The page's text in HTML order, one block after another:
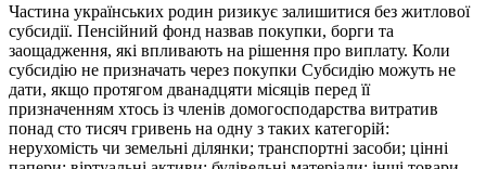
Частина українських родин ризикує залишитися без житлової
субсидії. Пенсійний фонд назвав покупки, борги та
заощадження, які впливають на рішення про виплату. Коли
субсидію не призначать через покупки Субсидію можуть не
дати, якщо протягом дванадцяти місяців перед її
призначенням хтось із членів домогосподарства витратив
понад сто тисяч гривень на одну з таких категорій:
нерухомість чи земельні ділянки; транспортні засоби; цінні